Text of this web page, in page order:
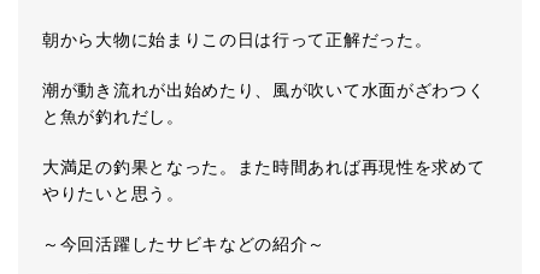
朝から大物に始まりこの日は行って正解だった。
潮が動き流れが出始めたり、風が吹いて水面がざわつく
と魚が釣れだし。
大満足の釣果となった。また時間あれば再現性を求めて
やりたいと思う。
～今回活躍したサビキなどの紹介～